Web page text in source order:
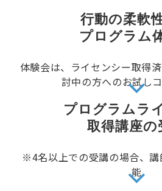
行動の柔軟
プログラム
体験会は、ライセンシー取得
討中の方へのお試しコ
プログラムラ
取得講座の
※4名以上での受講の場合、
能